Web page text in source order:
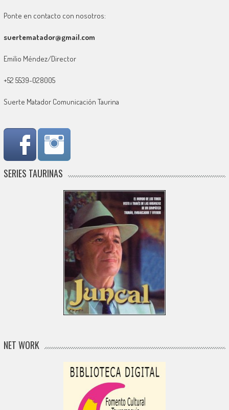
Ponte en contacto con nosotros:
suertematador@gmail.com
Emilio Méndez/Director
+52 5539-028005
Suerte Matador Comunicación Taurina
SERIES TAURINAS
NET WORK